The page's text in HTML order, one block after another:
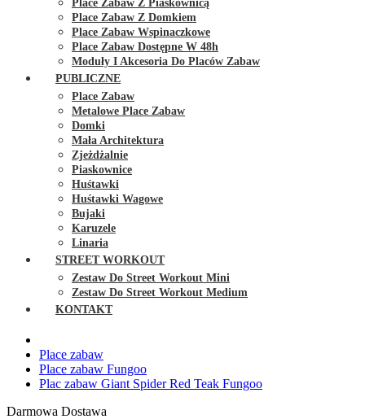
Place Zabaw Z Piaskownicą
Place Zabaw Z Domkiem
Place Zabaw Wspinaczkowe
Place Zabaw Dostępne W 48h
Moduły I Akcesoria Do Placów Zabaw
PUBLICZNE
Place Zabaw
Metalowe Place Zabaw
Domki
Mała Architektura
Zjeżdżalnie
Piaskownice
Huśtawki
Huśtawki Wagowe
Bujaki
Karuzele
Linaria
STREET WORKOUT
Zestaw Do Street Workout Mini
Zestaw Do Street Workout Medium
KONTAKT
Place zabaw
Place zabaw Fungoo
Plac zabaw Giant Spider Red Teak Fungoo
Darmowa Dostawa